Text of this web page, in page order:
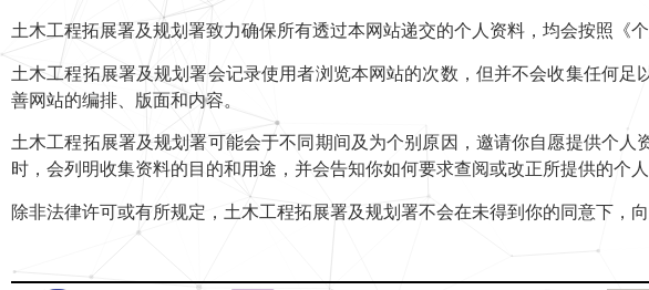
土木工程拓展署及规划署致力确保所有透过本网站递交的个人资料，均会按照《
土木工程拓展署及规划署会记录使用者浏览本网站的次数，但并不会收集任何
善网站的编排、版面和内容。
土木工程拓展署及规划署可能会于不同期间及为个别原因，邀请你自愿提供个
时，会列明收集资料的目的和用途，并会告知你如何要求查阅或改正所提供的个人
除非法律许可或有所规定，土木工程拓展署及规划署不会在未得到你的同意下，